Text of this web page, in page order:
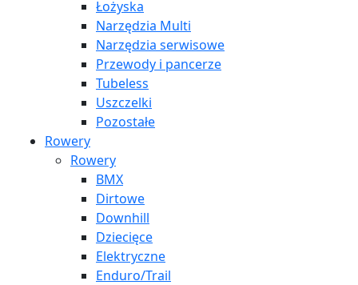
Łożyska
Narzędzia Multi
Narzędzia serwisowe
Przewody i pancerze
Tubeless
Uszczelki
Pozostałe
Rowery
Rowery
BMX
Dirtowe
Downhill
Dziecięce
Elektryczne
Enduro/Trail